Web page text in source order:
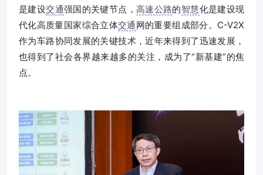
是建设交通强国的关键节点， 高速公路的智慧化是建设现
代化高质量国家综合立体交通 网的重要组成部分。C-V2X
作为车路协同发展的关键技术，近年来得到了迅速发展，
也得到了社会各界越来越多的关注，成为了“新基建”的焦
点。